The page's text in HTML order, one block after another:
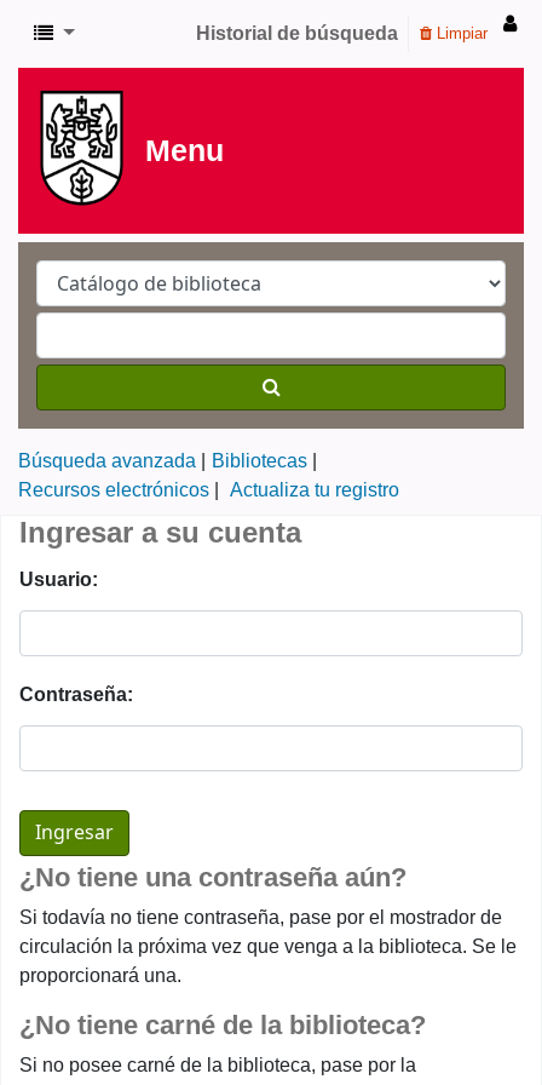
Historial de búsqueda Limpiar
Menu
Búsqueda avanzada
Bibliotecas
Recursos electrónicos
Actualiza tu registro
Ingresar a su cuenta
Usuario:
Contraseña:
¿No tiene una contraseña aún?
Si todavía no tiene contraseña, pase por el mostrador de
circulación la próxima vez que venga a la biblioteca. Se le
proporcionará una.
¿No tiene carné de la biblioteca?
Si no posee carné de la biblioteca, pase por la